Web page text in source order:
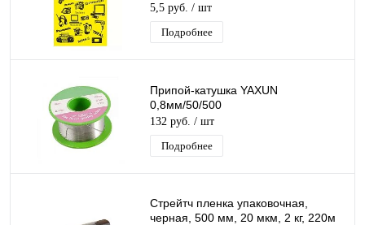
/50шт/1000 шт*меш
5,5 руб. / шт
Подробнее
Припой-катушка YAXUN
0,8мм/50/500
132 руб. / шт
Подробнее
Стрейтч пленка упаковочная,
черная, 500 мм, 20 мкм, 2 кг, 220м